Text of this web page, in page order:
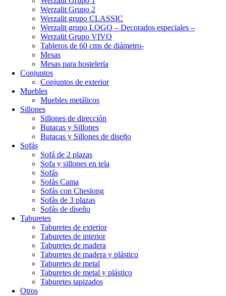
Werzalit Grupo 2
Werzalit grupo CLASSIC
Werzalit grupo LOGO – Decorados especiales –
Werzalit Grupo VIVO
Tableros de 60 cms de diámetro-
Mesas
Mesas para hostelería
Conjuntos
Conjuntos de exterior
Muebles
Muebles metálicos
Sillones
Sillones de dirección
Butacas y Sillones
Butacas y Sillones de diseño
Sofás
Sofá de 2 plazas
Sofa y sillones en tela
Sofás
Sofás Cama
Sofás con Cheslong
Sofás de 3 plazas
Sofás de diseño
Taburetes
Taburetes de exterior
Taburetes de interior
Taburetes de madera
Taburetes de madera y plástico
Taburetes de metal
Taburetes de metal y plástico
Taburetes tapizados
Otros